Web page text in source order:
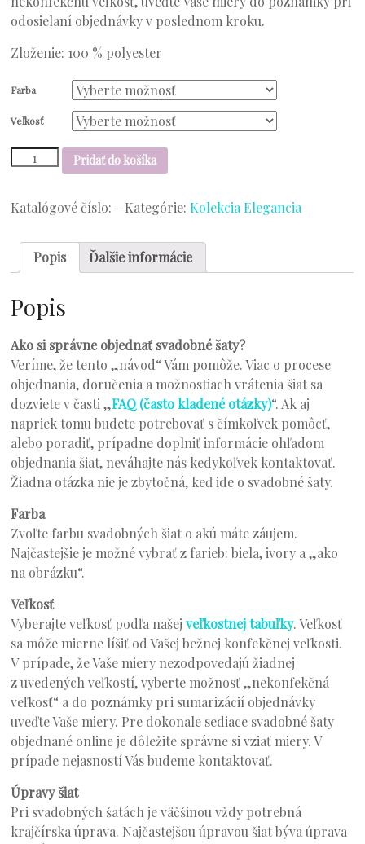
odosielaní objednávky v poslednom kroku.
Zloženie: 100 % polyester
Farba
Veľkosť
množstvo
Model
34
Pridať do košíka
Katalógové číslo: - Kategórie: Kolekcia Elegancia
Popis Ďalšie informácie
Popis
Ako si správne objednať svadobné šaty?
Veríme, že tento „návod“ Vám pomôže. Viac o procese
objednania, doručenia a možnostiach vrátenia šiat sa
dozviete v časti „FAQ (často kladené otázky)“. Ak aj
napriek tomu budete potrebovať s čímkoľvek pomôcť,
alebo poradiť, prípadne doplniť informácie ohľadom
objednania šiat, neváhajte nás kedykoľvek kontaktovať.
Žiadna otázka nie je zbytočná, keď ide o svadobné šaty.
Farba
Zvoľte farbu svadobných šiat o akú máte záujem.
Najčastejšie je možné vybrať z farieb: biela, ivory a „ako
na obrázku“.
Veľkosť
Vyberajte veľkosť podľa našejveľkostnej tabuľky. Veľkosť
sa môže mierne líšiť od Vašej bežnej konfekčnej veľkosti.
V prípade, že Vaše miery nezodpovedajú žiadnej
z uvedených veľkostí, vyberte možnosť „nekonfekčná
veľkosť“ a do poznámky pri sumarizácií objednávky
uveďte Vaše miery. Pre dokonale sediace svadobné šaty
objednané online je dôležite správne si vziať miery. V
prípade nejasností Vás budeme kontaktovať.
Úpravy šiat
Pri svadobných šatách je väčšinou vždy potrebná
krajčírska úprava. Najčastejšou úpravou šiat býva úprava